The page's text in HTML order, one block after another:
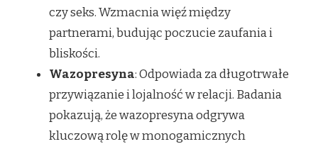
czy seks. Wzmacnia więź między
partnerami, budując poczucie zaufania i
bliskości.
Wazopresyna: Odpowiada za długotrwałe
przywiązanie i lojalność w relacji. Badania
pokazują, że wazopresyna odgrywa
kluczową rolę w monogamicznych